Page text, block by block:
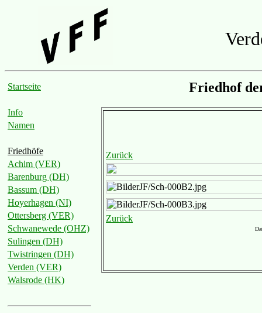
Startseite
Info
Namen
Friedhöfe
Achim (VER)
Barenburg (DH)
Bassum (DH)
Hoyerhagen (NI)
Ottersberg (VER)
Schwanewede (OHZ)
Sulingen (DH)
Twistringen (DH)
Verden (VER)
Walsrode (HK)
Friedhof
Zurück
Zurück